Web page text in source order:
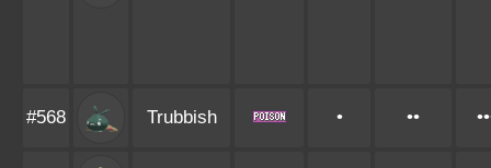
#568 Trubbish • ••